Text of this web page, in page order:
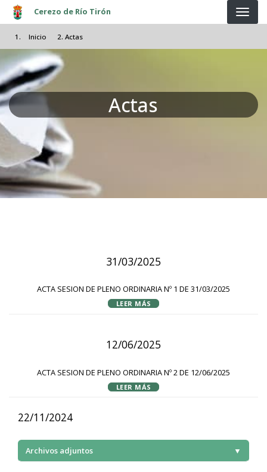
Pasar al contenido principal
Cerezo de Río Tirón
Inicio Actas
Actas
31/03/2025
ACTA SESION DE PLENO ORDINARIA Nº 1 DE 31/03/2025
LEER MÁS
12/06/2025
ACTA SESION DE PLENO ORDINARIA Nº 2 DE 12/06/2025
LEER MÁS
22/11/2024
Archivos adjuntos ▼